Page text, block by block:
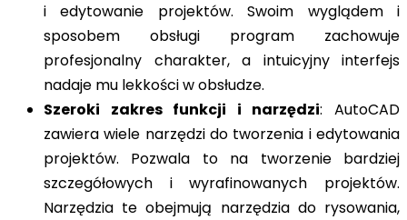
i edytowanie projektów. Swoim wyglądem i
sposobem obsługi program zachowuje
profesjonalny charakter, a intuicyjny interfejs
nadaje mu lekkości w obsłudze.
Szeroki zakres funkcji i narzędzi: AutoCAD
zawiera wiele narzędzi do tworzenia i edytowania
projektów. Pozwala to na tworzenie bardziej
szczegółowych i wyrafinowanych projektów.
Narzędzia te obejmują narzędzia do rysowania,